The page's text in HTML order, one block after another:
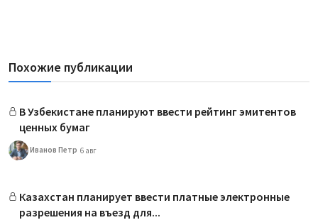
Похожие публикации
В Узбекистане планируют ввести рейтинг эмитентов
ценных бумаг
Иванов Петр 6 авг
Казахстан планирует ввести платные электронные
разрешения на въезд для...